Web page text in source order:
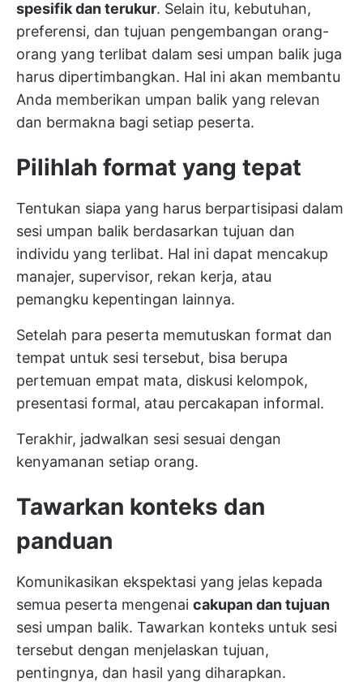
spesifik dan terukur. Selain itu, kebutuhan,
preferensi, dan tujuan pengembangan orang-
orang yang terlibat dalam sesi umpan balik juga
harus dipertimbangkan. Hal ini akan membantu
Anda memberikan umpan balik yang relevan
dan bermakna bagi setiap peserta.
Pilihlah format yang tepat
Tentukan siapa yang harus berpartisipasi dalam
sesi umpan balik berdasarkan tujuan dan
individu yang terlibat. Hal ini dapat mencakup
manajer, supervisor, rekan kerja, atau
pemangku kepentingan lainnya.
Setelah para peserta memutuskan format dan
tempat untuk sesi tersebut, bisa berupa
pertemuan empat mata, diskusi kelompok,
presentasi formal, atau percakapan informal.
Terakhir, jadwalkan sesi sesuai dengan
kenyamanan setiap orang.
Tawarkan konteks dan
panduan
Komunikasikan ekspektasi yang jelas kepada
semua peserta mengenai cakupan dan tujuan
sesi umpan balik. Tawarkan konteks untuk sesi
tersebut dengan menjelaskan tujuan,
pentingnya, dan hasil yang diharapkan.